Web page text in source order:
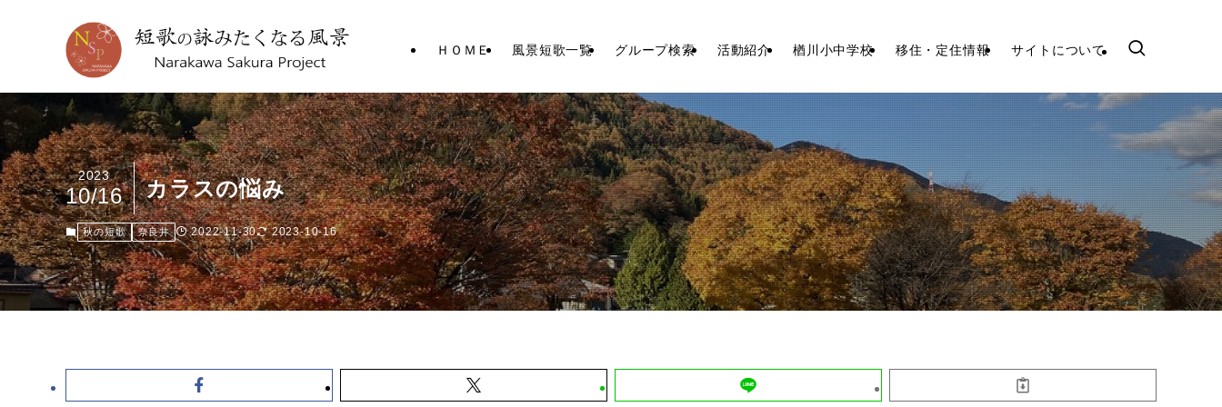
ＨＯＭＥ 風景短歌一覧 グループ検索 活動紹介 楢川小中学校 移住・定住情報 サイトについて
カラスの悩み
2023
10/16
秋の短歌 奈良井 2022-11-30 2023-10-16